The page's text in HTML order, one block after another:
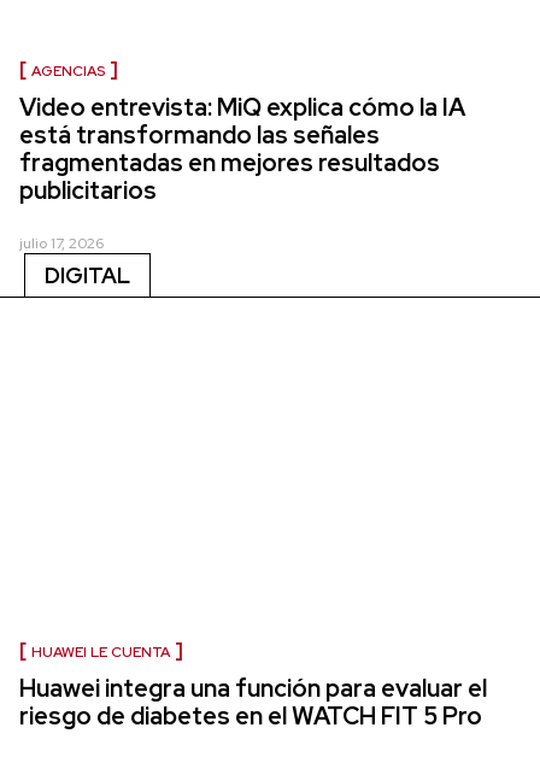
AGENCIAS
Video entrevista: MiQ explica cómo la IA
está transformando las señales
fragmentadas en mejores resultados
publicitarios
julio 17, 2026
DIGITAL
HUAWEI LE CUENTA
Huawei integra una función para evaluar el
riesgo de diabetes en el WATCH FIT 5 Pro